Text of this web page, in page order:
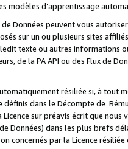
modèles d’apprentissage
de Données peuvent vous
sur un ou plusieurs sites
texte ou autres informations
de la PA API ou des Flux de
résiliée si, à
définis dans le Décompte de
sur préavis écrit que
de Données) dans les plus
concernés par la Licence